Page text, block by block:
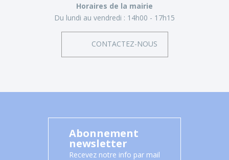
Horaires de la mairie
Du lundi au vendredi : 14h00 - 17h15
CONTACTEZ-NOUS
Abonnement
newsletter
Recevez notre info par mail